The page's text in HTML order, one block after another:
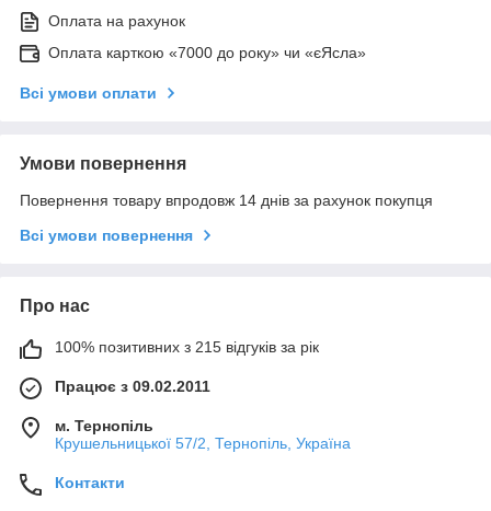
Оплата на рахунок
Оплата карткою «7000 до року» чи «єЯсла»
Всі умови оплати
Умови повернення
Повернення товару впродовж 14 днів за рахунок покупця
Всі умови повернення
Про нас
100% позитивних з 215 відгуків за рік
Працює з 09.02.2011
м. Тернопіль
Крушельницької 57/2, Тернопіль, Україна
Контакти